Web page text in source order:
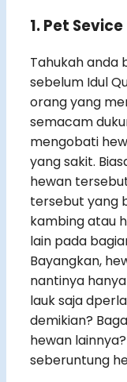
1. Pet Sevice
Tahukah anda
sebelum Idul
orang yang
semacam
mengobati
yang sakit.
hewan
tersebut yang
kambing atau
lain pada
Bayangkan,
nantinya
lauk saja
demikian?
hewan
seberuntung